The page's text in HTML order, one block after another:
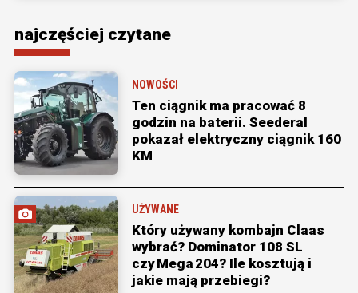
najczęściej czytane
NOWOŚCI
Ten ciągnik ma pracować 8
godzin na baterii. Seederal
pokazał elektryczny ciągnik 160
KM
UŻYWANE
Który używany kombajn Claas
wybrać? Dominator 108 SL
czy Mega 204? Ile kosztują i
jakie mają przebiegi?